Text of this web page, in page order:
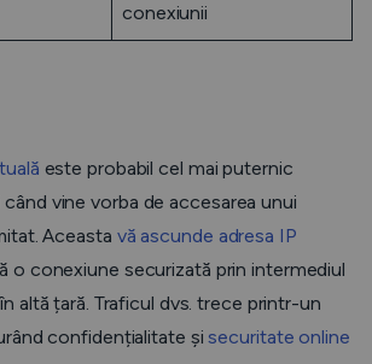
conexiunii
este probabil cel mai puternic
vine vorba de accesarea unui
Aceasta vă ascunde adresa IP
o conexiune securizată prin intermediul
altă țară. Traficul dvs. trece printr-un
confidențialitate șisecuritate online